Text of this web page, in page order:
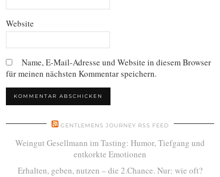
Website
Name, E-Mail-Adresse und Website in diesem Browser
für meinen nächsten Kommentar speichern.
GENTLEMENS JOURNEY RSS FEED
Weingut Gesellmann im Tasting: Humor, Tiefgang und
entkorkte Emotionen
Erhalten, geben, nutzen – die 2.Chance. Nur: wie oft?